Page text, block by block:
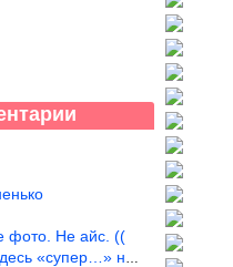
фото. Не айс. ((
не понятно.